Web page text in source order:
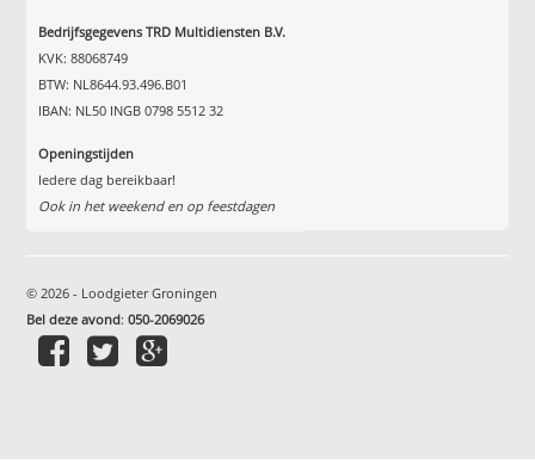
Bedrijfsgegevens TRD Multidiensten B.V.
KVK: 88068749
BTW: NL8644.93.496.B01
IBAN: NL50 INGB 0798 5512 32
Openingstijden
Iedere dag bereikbaar!
Ook in het weekend en op feestdagen
© 2026 - Loodgieter Groningen
Bel deze avond:050-2069026